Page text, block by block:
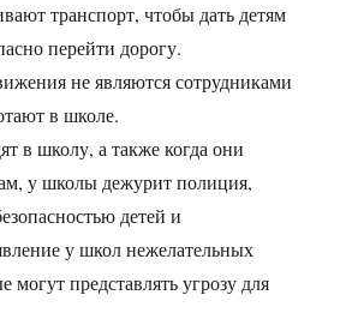
транспорт, чтобы дать детям
перейти дорогу.
не являются сотрудниками
в школе.
в школу, а также когда они
у школы дежурит полиция,
детей и
у школ нежелательных
могут представлять угрозу для